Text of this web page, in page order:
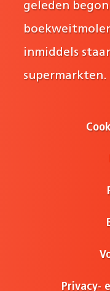
geleden
inmiddels
supermarkten.
Privacy-